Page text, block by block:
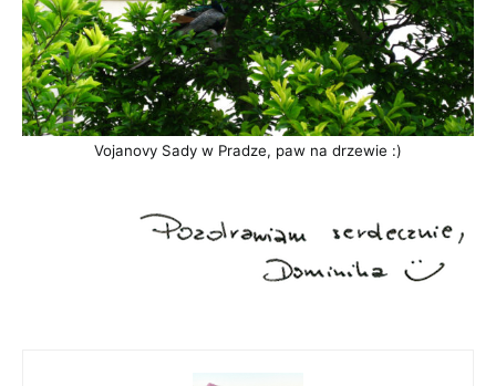
Vojanovy Sady w Pradze, paw na drzewie :)